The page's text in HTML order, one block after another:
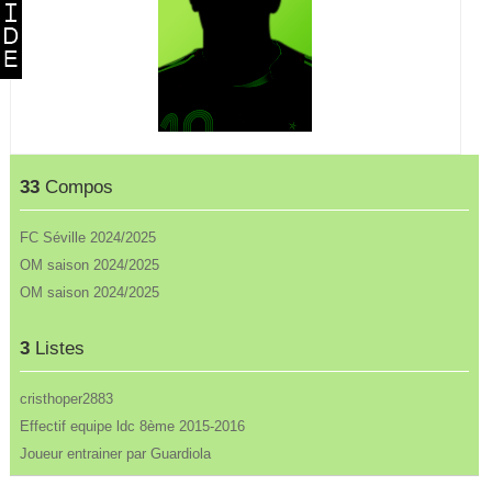
33 Compos
FC Séville 2024/2025
OM saison 2024/2025
OM saison 2024/2025
3 Listes
cristhoper2883
Effectif equipe ldc 8ème 2015-2016
Joueur entrainer par Guardiola